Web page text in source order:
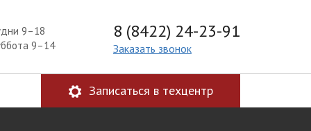
9–18
9–14
8 (8422) 24-23-91
Заказать звонок
Записаться в техцентр